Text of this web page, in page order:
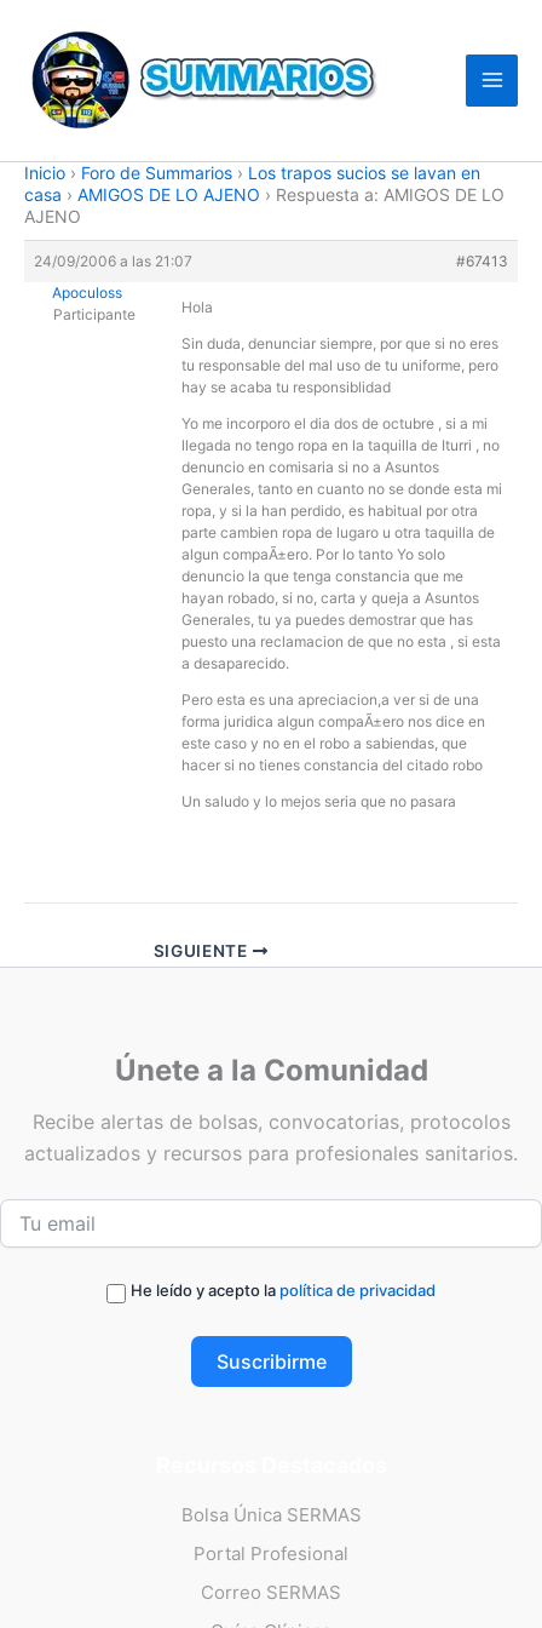
contenido
Inicio › Foro de Summarios › Los trapos sucios se lavan en
casa › AMIGOS DE LO AJENO › Respuesta a: AMIGOS DE LO
AJENO
24/09/2006 a las 21:07
#67413
Apoculoss
Participante
Hola
Sin duda, denunciar siempre, por que si no eres
tu responsable del mal uso de tu uniforme, pero
hay se acaba tu responsiblidad
Yo me incorporo el dia dos de octubre , si a mi
llegada no tengo ropa en la taquilla de Iturri , no
denuncio en comisaria si no a Asuntos
Generales, tanto en cuanto no se donde esta mi
ropa, y si la han perdido, es habitual por otra
parte cambien ropa de lugaro u otra taquilla de
algun compaÃ±ero. Por lo tanto Yo solo
denuncio la que tenga constancia que me
hayan robado, si no, carta y queja a Asuntos
Generales, tu ya puedes demostrar que has
puesto una reclamacion de que no esta , si esta
a desaparecido.
Pero esta es una apreciacion,a ver si de una
forma juridica algun compaÃ±ero nos dice en
este caso y no en el robo a sabiendas, que
hacer si no tienes constancia del citado robo
Un saludo y lo mejos seria que no pasara
SIGUIENTE
Únete a la Comunidad
Recibe alertas de bolsas, convocatorias, protocolos
actualizados y recursos para profesionales sanitarios.
He leído y acepto la política de privacidad
Suscribirme
Bolsa Única SERMAS
Portal Profesional
Correo SERMAS